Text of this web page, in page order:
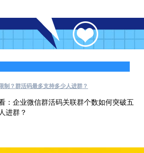
制？群活码最多支持多少人进群？
：企业微信群活码关联群个数如何突破五
进群？